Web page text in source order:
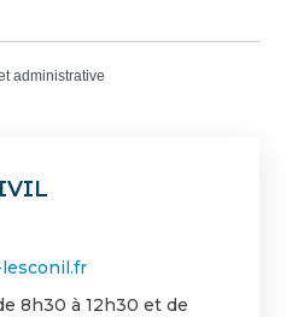
8h30 à 12h30 et de
administrative